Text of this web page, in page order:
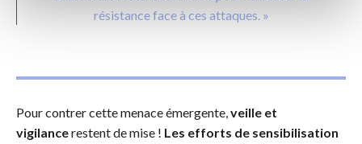
résistance face à ces attaques. »
Pour contrer cette menace émergente,veille et
vigilancerestent de mise ! Les efforts de sensibilisation